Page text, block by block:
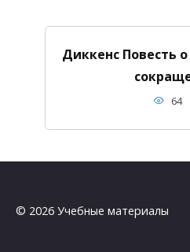
Диккенс Повесть
64
© 2026 Учебные материалы